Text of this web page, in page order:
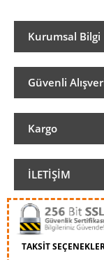
Kurumsal Bilgi
Güvenli
Kargo
İLETIŞIM
TAKSİT